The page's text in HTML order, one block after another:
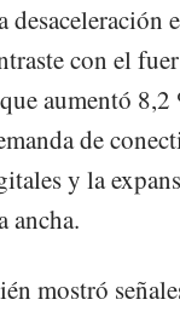
desaceleración
con el
aumentó
de
y la
ancha.
mostró